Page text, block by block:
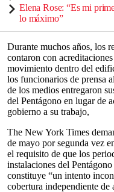
Elena Rose: “Es mi
lo máximo”
Durante muchos años, los
contaron con
movimiento dentro del
los funcionarios de prensa
de los medios entregaron
del Pentágono en lugar de
gobierno a su trabajo,
The New York Times
de mayo por segunda vez
el requisito de que los
instalaciones del
constituye “un intento
cobertura independiente de